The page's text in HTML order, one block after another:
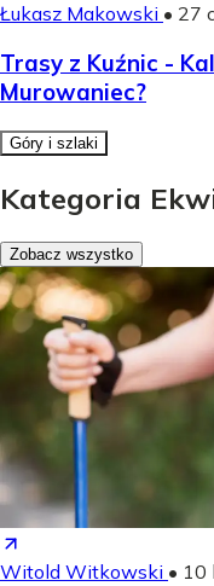
Łukasz Makowski • 27
Trasy z Kuźnic -
Murowaniec?
Góry i szlaki
Kategoria
Zobacz wszystko
Witold Witkowski • 10